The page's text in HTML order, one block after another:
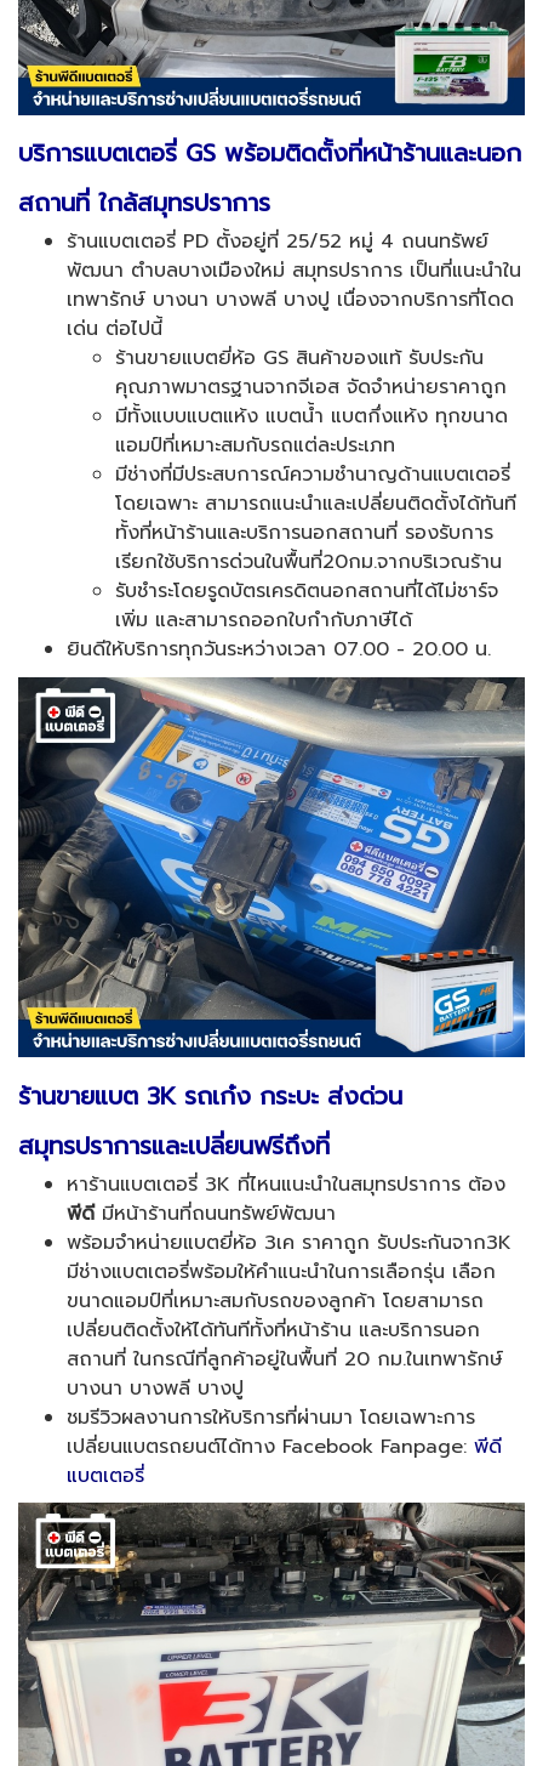
บริการแบตเตอรี่ GS พร้อมติดตั้งที่หน้าร้านและนอก
สถานที่ ใกล้สมุทรปราการ
ร้านแบตเตอรี่ PD ตั้งอยู่ที่ 25/52 หมู่ 4 ถนนทรัพย์
พัฒนา ตำบลบางเมืองใหม่ สมุทรปราการ เป็นที่แนะนำใน
เทพารักษ์ บางนา บางพลี บางปู เนื่องจากบริการที่โดด
เด่น ต่อไปนี้
ร้านขายแบตยี่ห้อ GS สินค้าของแท้ รับประกัน
คุณภาพมาตรฐานจากจีเอส จัดจำหน่ายราคาถูก
มีทั้งแบบแบตแห้ง แบตน้ำ แบตกึ่งแห้ง ทุกขนาด
แอมป์ที่เหมาะสมกับรถแต่ละประเภท
มีช่างที่มีประสบการณ์ความชำนาญด้านแบตเตอรี่
โดยเฉพาะ สามารถแนะนำและเปลี่ยนติดตั้งได้ทันที
ทั้งที่หน้าร้านและบริการนอกสถานที่ รองรับการ
เรียกใช้บริการด่วนในพื้นที่20กม.จากบริเวณร้าน
รับชำระโดยรูดบัตรเครดิตนอกสถานที่ได้ไม่ชาร์จ
เพิ่ม และสามารถออกใบกำกับภาษีได้
ยินดีให้บริการทุกวันระหว่างเวลา 07.00 - 20.00 น.
ร้านขายแบต 3K รถเก๋ง กระบะ ส่งด่วน
สมุทรปราการและเปลี่ยนฟรีถึงที่
หาร้านแบตเตอรี่ 3K ที่ไหนแนะนำในสมุทรปราการ ต้อง
พีดีมีหน้าร้านที่ถนนทรัพย์พัฒนา
พร้อมจำหน่ายแบตยี่ห้อ 3เค ราคาถูก รับประกันจาก3K
มีช่างแบตเตอรี่พร้อมให้คำแนะนำในการเลือกรุ่น เลือก
ขนาดแอมป์ที่เหมาะสมกับรถของลูกค้า โดยสามารถ
เปลี่ยนติดตั้งให้ได้ทันทีทั้งที่หน้าร้าน และบริการนอก
สถานที่ ในกรณีที่ลูกค้าอยู่ในพื้นที่ 20 กม.ในเทพารักษ์
บางนา บางพลี บางปู
ชมรีวิวผลงานการให้บริการที่ผ่านมา โดยเฉพาะการ
เปลี่ยนแบตรถยนต์ได้ทาง Facebook Fanpage: พีดี
แบตเตอรี่